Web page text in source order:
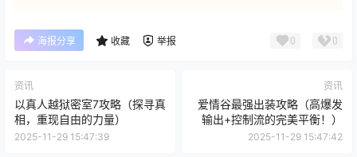
海报分享 收藏 举报 0 0
资讯
以真人越狱密室7攻略（探寻真
相，重现自由的力量）
2025-11-29 15:47:39
资讯
爱情谷最强出装攻略（高爆发
输出+控制流的完美平衡！）
2025-11-29 15:47:42